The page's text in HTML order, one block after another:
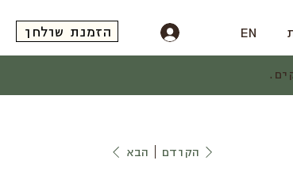
EN הזמנת שולחן
הקודם הבא